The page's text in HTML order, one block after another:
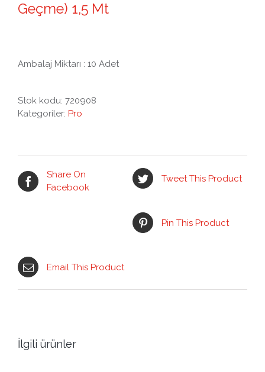
Geçme) 1,5 Mt
Ambalaj Miktarı : 10 Adet
Stok kodu: 720908
Kategoriler: Pro
Share On
Facebook
Tweet This Product
Pin This Product
Email This Product
İlgili ürünler